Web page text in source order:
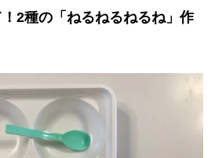
2種の「ねるねるねるね」作